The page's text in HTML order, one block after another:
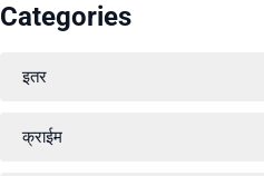
Categories
इतर
क्राईम